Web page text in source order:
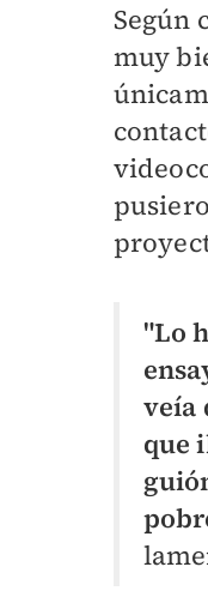
Según
muy
"Lo
veía
que